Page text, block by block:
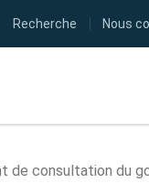
Recherche Nous
de consultation du